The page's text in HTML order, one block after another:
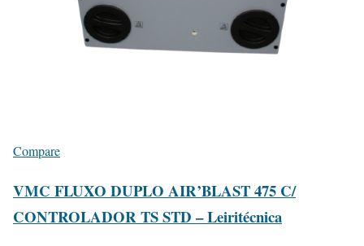
Compare
VMC FLUXO DUPLO AIR’BLAST 475 C/
CONTROLADOR TS STD – Leiritécnica